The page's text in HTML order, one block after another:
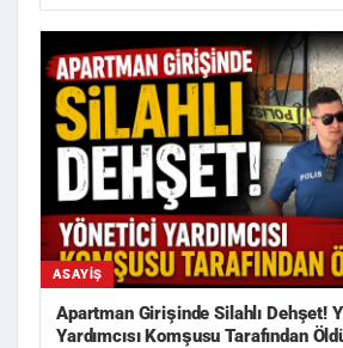
ASAYIŞ
Apartman Girişinde Silahlı Dehşet!
Yardımcısı Komşusu Tarafından